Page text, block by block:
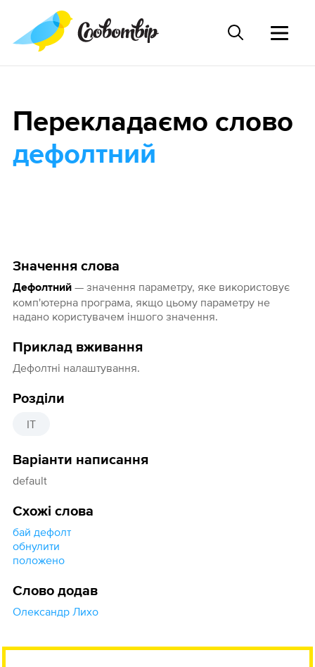
Значення слова
Дефолтний— значення параметру, яке використовує
комп'ютерна програма, якщо цьому параметру не
надано користувачем іншого значення.
Приклад вживання
Дефолтні налаштування.
Розділи
IT
Варіанти написання
default
Схожі слова
бай дефолт
обнулити
положено
Слово додав
Олександр Лихо
Перекладаємо слово
дефолтний